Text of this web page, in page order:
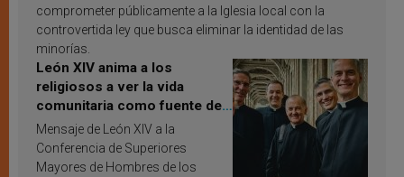
comprometer públicamente a la Iglesia local con la
controvertida ley que busca eliminar la identidad de las
minorías.
León XIV anima a los
religiosos a ver la vida
comunitaria como fuente de
inspiración y santificación
Mensaje de León XIV a la
Conferencia de Superiores
Mayores de Hombres de los